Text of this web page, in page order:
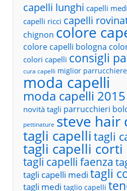
capelli lunghi capelli medi
capelli ricci capelli
chignon colore
colore capelli bologna
colori capelli consigli
cura capelli miglior
moda capelli
moda capelli 2015
novità tagli parrucchieri
pettinature steve hair
tagli capelli tagli
tagli capelli corti
tagli capelli faenza
tagli capelli medi tagli
tagli medi taglio capelli